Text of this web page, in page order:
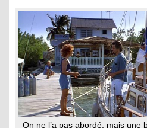
On ne l’a pas abordé, mais une